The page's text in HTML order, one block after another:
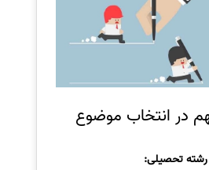
در انتخاب موضوع
تحصیلی: